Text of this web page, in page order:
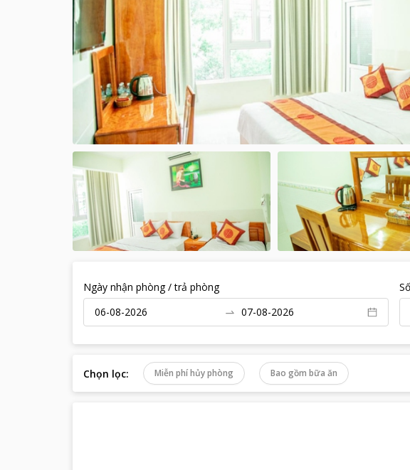
Ngày nhận phòng / trả phòng
Chọn lọc: Miễn phí hủy phòng Bao gồm bữa ăn